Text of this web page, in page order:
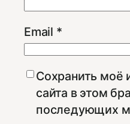
Email *
Сохранить моё
сайта в этом
последующих